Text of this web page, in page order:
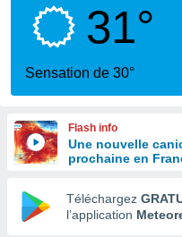
en
31°
Sensation de 30°
Flash info
Une nouvelle
prochaine en
Téléchargez
l’application